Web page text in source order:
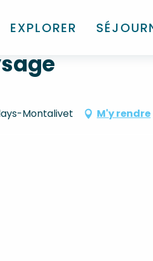
EXPLORER
Montalivet M'y rendre